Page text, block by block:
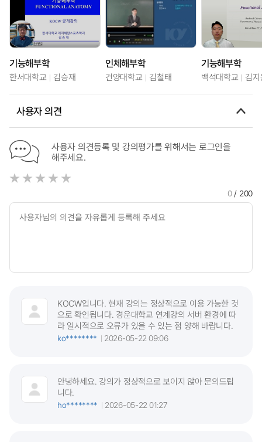
기능해부학
한서대학교 김승재
인체해부학
건양대학교 김철태
기능해부학
백석대학교 김
사용자 의견
사용자 의견등록 및 강의평가를 위해서는 로그인을
해주세요.
0/ 200
KOCW입니다. 현재 강의는 정상적으로 이용 가능한 것
으로 확인됩니다. 경운대학교 연계강의 서버 환경에 따
라 일시적으로 오류가 있을 수 있는 점 양해 바랍니다.
ko********
2026-05-22 09:06
안녕하세요. 강의가 정상적으로 보이지 않아 문의드립
니다.
ho********
2026-05-22 01:27